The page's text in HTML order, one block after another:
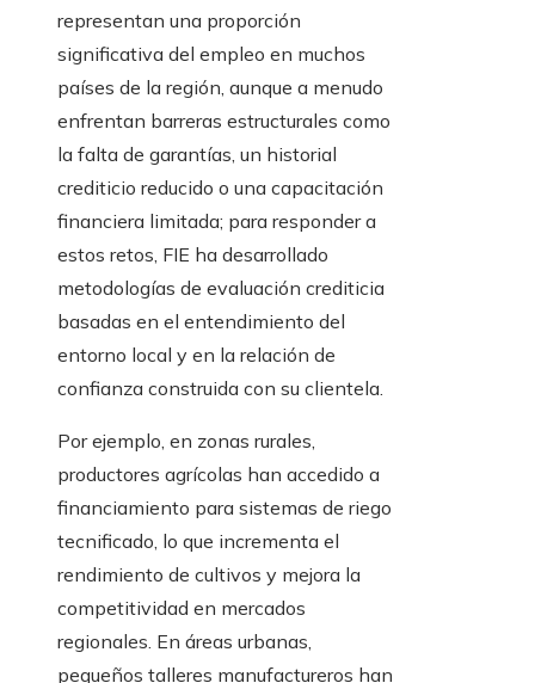
representan una proporción
significativa del empleo en muchos
países de la región, aunque a menudo
enfrentan barreras estructurales como
la falta de garantías, un historial
crediticio reducido o una capacitación
financiera limitada; para responder a
estos retos, FIE ha desarrollado
metodologías de evaluación crediticia
basadas en el entendimiento del
entorno local y en la relación de
confianza construida con su clientela.
Por ejemplo, en zonas rurales,
productores agrícolas han accedido a
financiamiento para sistemas de riego
tecnificado, lo que incrementa el
rendimiento de cultivos y mejora la
competitividad en mercados
regionales. En áreas urbanas,
pequeños talleres manufactureros han